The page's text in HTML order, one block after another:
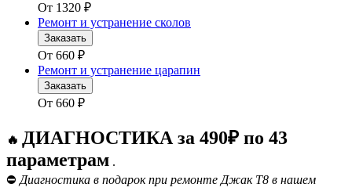
От 1320 ₽
Ремонт и устранение сколов
Заказать
От 660 ₽
Ремонт и устранение царапин
Заказать
От 660 ₽
🔥 ДИАГНОСТИКА за 490₽ по 43
параметрам .
⛔ Диагностика в подарок при ремонте Джак Т8 в нашем